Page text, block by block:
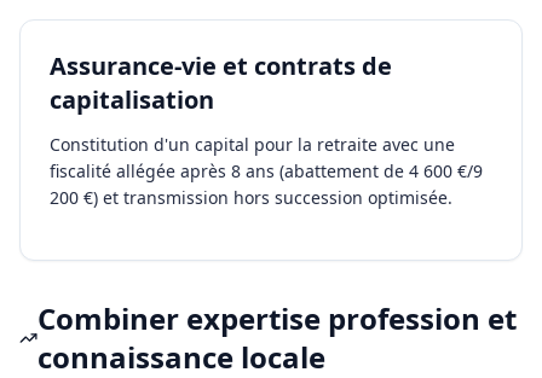
Assurance-vie et contrats de
capitalisation
Constitution d'un capital pour la retraite avec une
fiscalité allégée après 8 ans (abattement de 4 600 €/9
200 €) et transmission hors succession optimisée.
Combiner expertise profession et
connaissance locale